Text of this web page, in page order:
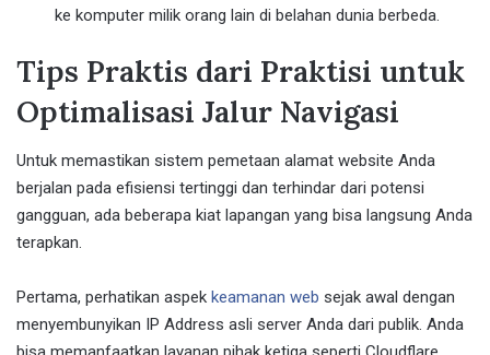
ke komputer milik orang lain di belahan dunia berbeda.
Tips Praktis dari Praktisi untuk
Optimalisasi Jalur Navigasi
Untuk memastikan sistem pemetaan alamat website Anda
berjalan pada efisiensi tertinggi dan terhindar dari potensi
gangguan, ada beberapa kiat lapangan yang bisa langsung Anda
terapkan.
Pertama, perhatikan aspek keamanan web sejak awal dengan
menyembunyikan IP Address asli server Anda dari publik. Anda